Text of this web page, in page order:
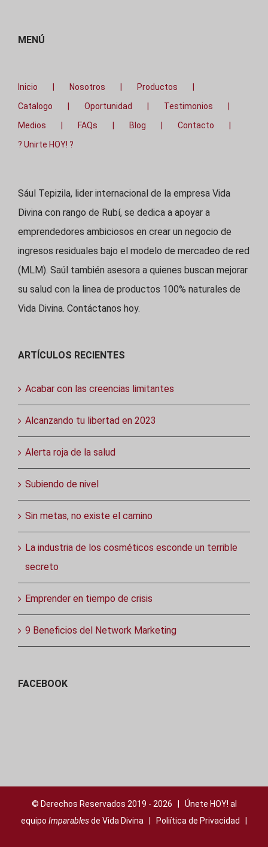
MENÚ
Inicio Nosotros
Productos
Catalogo
Oportunidad
Testimonios
Medios
FAQs Blog
Contacto
? Unirte HOY! ?
Sául Tepizila, lider internacional de la empresa Vida
Divina con rango de Rubí, se dedica a apoyar a
emprendedores ambiciosos en crear un negocio de
ingresos residuales bajo el modelo de mercadeo de red
(MLM). Saúl también asesora a quienes buscan mejorar
su salud con la linea de productos 100% naturales de
Vida Divina. Contáctanos hoy.
ARTÍCULOS RECIENTES
Acabar con las creencias limitantes
Alcanzando tu libertad en 2023
Alerta roja de la salud
Subiendo de nivel
Sin metas, no existe el camino
La industria de los cosméticos esconde un terrible
secreto
Emprender en tiempo de crisis
9 Beneficios del Network Marketing
FACEBOOK
© Derechos Reservados 2019 - 2026 | Únete HOY! al
equipo Imparablesde Vida Divina | Poliítica de Privacidad